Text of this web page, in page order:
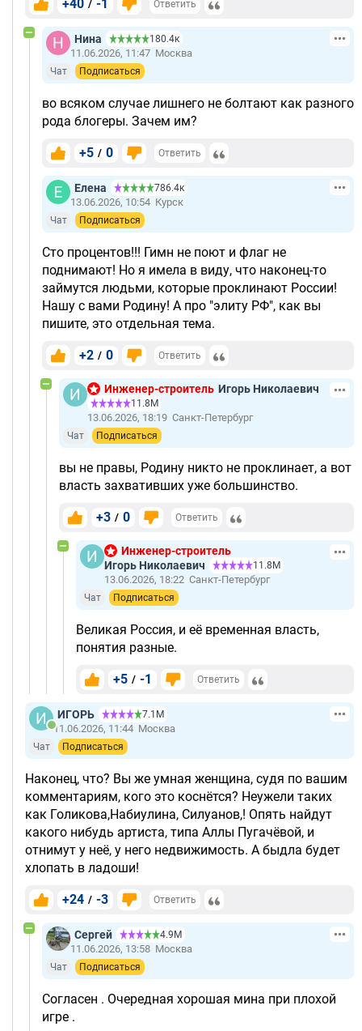
+40 / -1 Ответить
Нина 180.4к
11.06.2026, 11:47 Москва
Чат Подписаться
во всяком случае лишнего не болтают как разного
рода блогеры. Зачем им?
+5 / 0 Ответить
Елена 786.4к
13.06.2026, 10:54 Курск
Чат Подписаться
Сто процентов!!! Гимн не поют и флаг не
поднимают! Но я имела в виду, что наконец-то
займутся людьми, которые проклинают России!
Нашу с вами Родину! А про "элиту РФ", как вы
пишите, это отдельная тема.
+2 / 0 Ответить
Инженер-строитель Игорь Николаевич
11.8М
13.06.2026, 18:19 Санкт-Петербург
Чат Подписаться
вы не правы, Родину никто не проклинает, а вот
власть захвативших уже большинство.
+3 / 0 Ответить
Инженер-строитель
Игорь Николаевич
11.8М
13.06.2026, 18:22 Санкт-Петербург
Чат Подписаться
Великая Россия, и её временная власть,
понятия разные.
+5 / -1 Ответить
ИГОРЬ 7.1М
11.06.2026, 11:44 Москва
Чат Подписаться
Наконец, что? Вы же умная женщина, судя по вашим
комментариям, кого это коснётся? Неужели таких
как Голикова,Набиулина, Силуанов,! Опять найдут
какого нибудь артиста, типа Аллы Пугачёвой, и
отнимут у неё, у него недвижимость. А быдла будет
хлопать в ладоши!
+24 / -3 Ответить
Сергей 4.9М
11.06.2026, 13:58 Москва
Чат Подписаться
Согласен . Очередная хорошая мина при плохой
игре .